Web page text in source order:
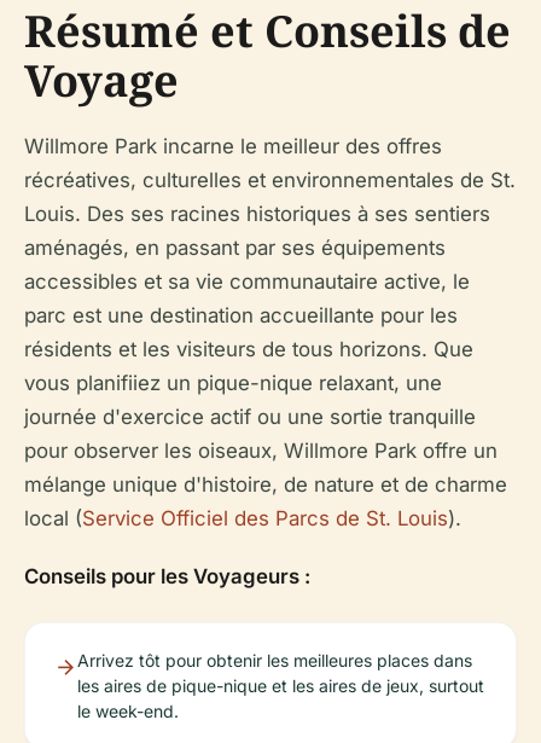
Résumé et Conseils de
Voyage
Willmore Park incarne le meilleur des offres
récréatives, culturelles et environnementales de St.
Louis. Des ses racines historiques à ses sentiers
aménagés, en passant par ses équipements
accessibles et sa vie communautaire active, le
parc est une destination accueillante pour les
résidents et les visiteurs de tous horizons. Que
vous planifiiez un pique-nique relaxant, une
journée d'exercice actif ou une sortie tranquille
pour observer les oiseaux, Willmore Park offre un
mélange unique d'histoire, de nature et de charme
local (Service Officiel des Parcs de St. Louis).
Conseils pour les Voyageurs :
Arrivez tôt pour obtenir les meilleures places dans
les aires de pique-nique et les aires de jeux, surtout
le week-end.